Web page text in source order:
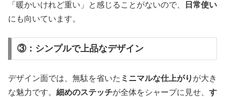
「暖かいけれど重い」と感じることがないので、
日常使い
にも向いています。
③：シンプルで上品なデザイン
デザイン面では、無駄を省いた ミニマルな仕上がり が大き
な魅力です。 細めのステッチが全体をシャープに見せ、 す